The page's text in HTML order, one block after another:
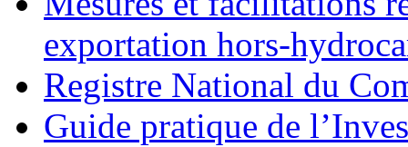
exportation hors-
Registre National du
Guide pratique de